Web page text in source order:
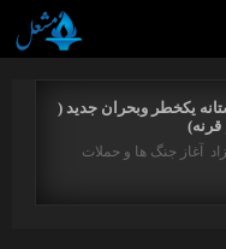
یکخطر وبحران جدید (
قرنه)
آغاز جنگ ها و حملات